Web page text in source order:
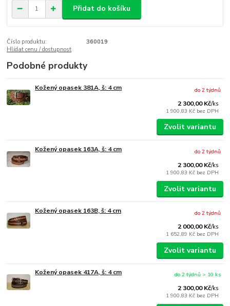
Přidat do košíku
Číslo produktu:
360019
Hlídat cenu / dostupnost
Podobné produkty
Kožený opasek 381A, š: 4 cm
2 300,00 Kč/ks
1 900,83 Kč bez DPH
do 2 týdnů
Zvolit variantu
Kožený opasek 163A, š: 4 cm
2 300,00 Kč/ks
1 900,83 Kč bez DPH
do 2 týdnů
Zvolit variantu
Kožený opasek 163B, š: 4 cm
2 000,00 Kč/ks
1 652,89 Kč bez DPH
do 2 týdnů
Zvolit variantu
Kožený opasek 417A, š: 4 cm
2 300,00 Kč/ks
1 900,83 Kč bez DPH
do 2 týdnů > 10 ks